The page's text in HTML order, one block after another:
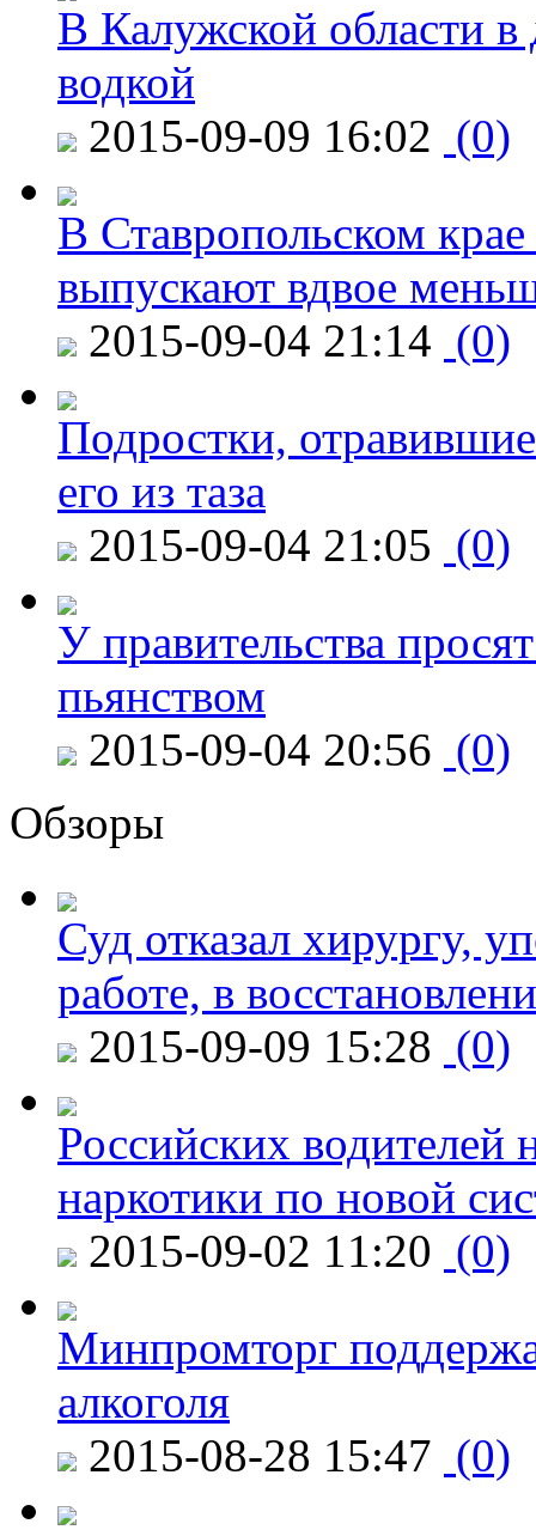
В Калужской области в
водкой
2015-09-09 16:02 (0)
В Ставропольском
выпускают вдвое
2015-09-04 21:14 (0)
Подростки,
его из таза
2015-09-04 21:05 (0)
У правительства
пьянством
2015-09-04 20:56 (0)
Обзоры
Суд отказал хирургу,
работе, в
2015-09-09 15:28 (0)
Российских водителей
наркотики по новой
2015-09-02 11:20 (0)
Минпромторг
алкоголя
2015-08-28 15:47 (0)